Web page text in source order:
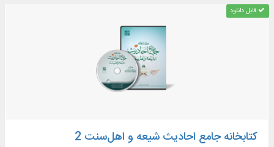
قابل دانلود
کتابخانه جامع احادیث شیعه و اهل‌‌سنت 2